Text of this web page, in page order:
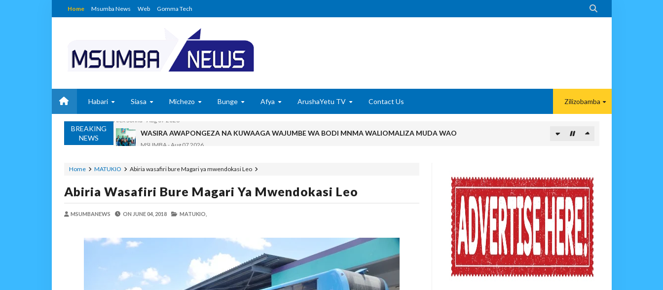
Home Msumba News Web Gomma Tech 
Habari Siasa Michezo Bunge Afya ArushaYetu TV Contact Us Zilizobamba
BREAKING
NEWS
MSUMBA- Aug 07 2026
MSUMBA-Aug 07 2026
WANAFUNZI WA MTEMI MAZENGO WATOA ELIMU YA VIPIMO KWA NAIBU WAZIRI LONDO NANE NANE
MSUMBA- Aug 07 2026
WATUMISHI WA WIZARA YA FEDHA WATAKIWA KUZINGATIA WELEDI NA MAADILI KATIKA UTOAJI WA HUDUMA NANENANE
MSUMBA-Aug 07 2026
KIELELEZO KIPYA CHA VIWANGO VYA FAIDA VYA DHAMANA ZA SERIKALI KUBORESHA UWAZI NA UWEKEZAJI.
Aug 07 2026
Maisha Yangu Yalirudi Nyuma Ghafla Baada Ya Nyota Yangu Ya Mafanikio Kuibiwa Na Watu Wenye Husuda, Mpaka Tiba Ya Asili Ilipoiikamata Na Kurejesha
Zawadi Aug 07 2026
Home MATUKIO Abiria wasafiri bure Magari ya mwendokasi Leo
Abiria Wasafiri Bure Magari Ya Mwendokasi Leo
MSUMBANEWS ON JUNE 04, 2018 MATUKIO,